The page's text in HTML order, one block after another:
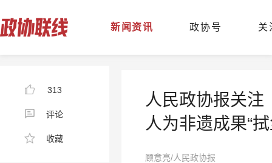
新闻资讯 政协号 关
313
评论
收藏
人民政协报关注
人为非遗成果“拭
顾意亮/人民政协报